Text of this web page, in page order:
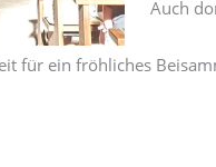
Auch
für ein fröhliches